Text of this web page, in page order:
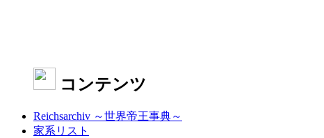
コンテンツ
Reichsarchiv ～世界帝王事典～
家系リスト